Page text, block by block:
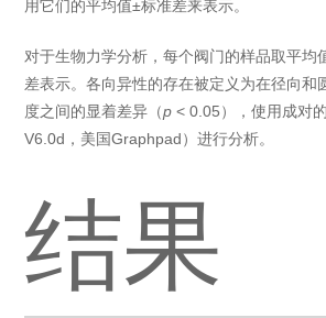
用它们的平均值±标准差来表示。
对于生物力学分析，每个阀门的样品取平均
差表示。各向异性的存在被定义为在径向和
度之间的显着差异（p < 0.05），使用成对
V6.0d，美国Graphpad）进行分析。
结果